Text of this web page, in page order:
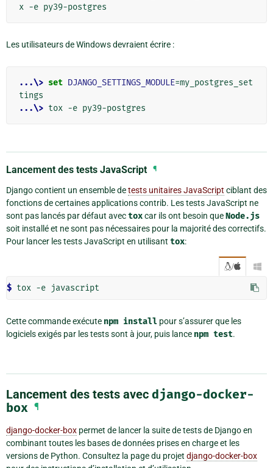
Les utilisateurs de Windows devraient écrire :
...\> set DJANGO_SETTINGS_MODULE=my_postgres_set
...\>
Lancement des tests JavaScript ¶
Django contient un ensemble detests unitaires JavaScript ciblant des
fonctions de certaines applications contrib. Les tests JavaScript ne
sont pas lancés par défaut avectoxcar ils ont besoin queNode.js
soit installé et ne sont pas nécessaires pour la majorité des correctifs.
Pour lancer les tests JavaScript en utilisant tox:
/ 
$
Cette commande exécute npm install pour s’assurer que les
logiciels exigés par les tests sont à jour, puis lance npm test.
Lancement des tests avec django-docker-
box ¶
django-docker-box permet de lancer la suite de tests de Django en
combinant toutes les bases de données prises en charge et les
versions de Python. Consultez la page du projet django-docker-box